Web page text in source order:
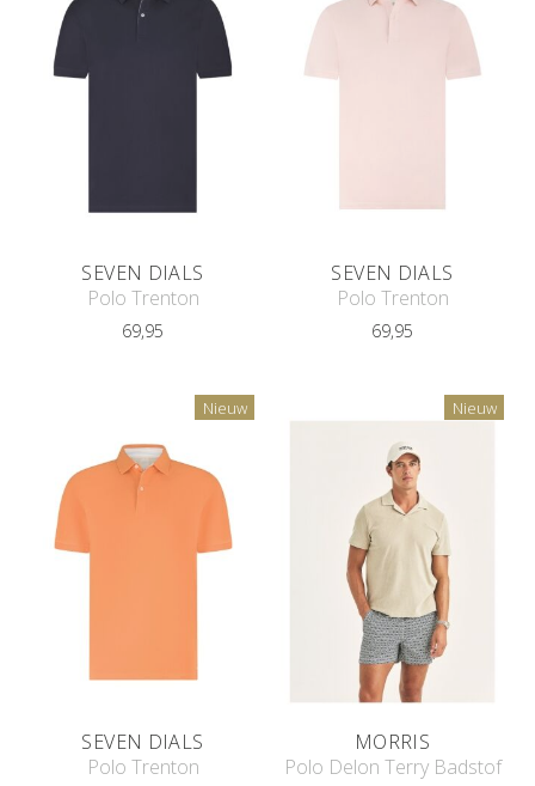
SEVEN DIALS
Polo Trenton
69,95
SEVEN DIALS
Polo Trenton
69,95
SEVEN DIALS
Polo Trenton
Nieuw
MORRIS
Polo Delon Terry Badstof
Nieuw